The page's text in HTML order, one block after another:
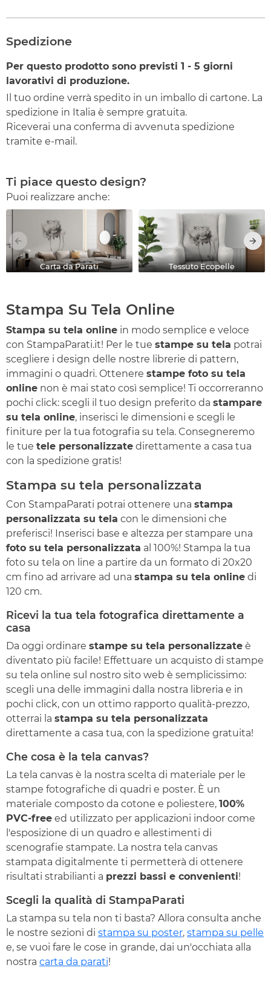
Spedizione
Per questo prodotto sono previsti 1 - 5 giorni
lavorativi di produzione.
Il tuo ordine verrà spedito in un imballo di cartone. La
spedizione in Italia è sempre gratuita.
Riceverai una conferma di avvenuta spedizione
tramite e-mail.
Ti piace questo design?
Puoi realizzare anche:
Carta da Parati Tessuto Ecopelle
Stampa Su Tela Online
Stampa su tela online in modo semplice e veloce
con StampaParati.it! Per le tue stampe su tela potrai
scegliere i design delle nostre librerie di pattern,
immagini o quadri. Ottenere stampe foto su tela
online non è mai stato così semplice! Ti occorreranno
pochi click: scegli il tuo design preferito da stampare
su tela online, inserisci le dimensioni e scegli le
finiture per la tua fotografia su tela. Consegneremo
le tue tele personalizzate direttamente a casa tua
con la spedizione gratis!
Stampa su tela personalizzata
Con StampaParati potrai ottenere una stampa
personalizzata su tela con le dimensioni che
preferisci! Inserisci base e altezza per stampare una
foto su tela personalizzata al 100%! Stampa la tua
foto su tela on line a partire da un formato di 20x20
cm fino ad arrivare ad una stampa su tela online di
120 cm.
Ricevi la tua tela fotografica direttamente a
casa
Da oggi ordinare stampe su tela personalizzate è
diventato più facile! Effettuare un acquisto di stampe
su tela online sul nostro sito web è semplicissimo:
scegli una delle immagini dalla nostra libreria e in
pochi click, con un ottimo rapporto qualità-prezzo,
otterrai la stampa su tela personalizzata
direttamente a casa tua, con la spedizione gratuita!
Che cosa è la tela canvas?
La tela canvas è la nostra scelta di materiale per le
stampe fotografiche di quadri e poster. È un
materiale composto da cotone e poliestere, 100%
PVC-free ed utilizzato per applicazioni indoor come
l'esposizione di un quadro e allestimenti di
scenografie stampate. La nostra tela canvas
stampata digitalmente ti permetterà di ottenere
risultati strabilianti a prezzi bassi e convenienti!
Scegli la qualità di StampaParati
La stampa su tela non ti basta? Allora consulta anche
le nostre sezioni di stampa su poster, stampa su pelle
e, se vuoi fare le cose in grande, dai un'occhiata alla
nostra carta da parati!